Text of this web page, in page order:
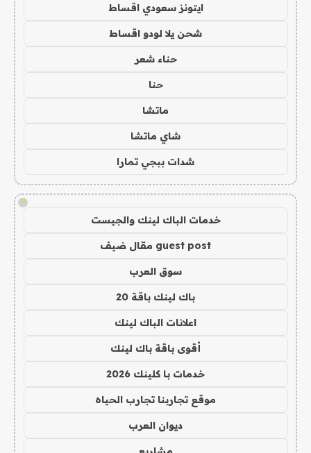
ايتونز سعودي اقساط
شحن يلا لودو اقساط
حناء شعر
حنا
ماتشا
شاي ماتشا
شدات ببجي تمارا
!
خدمات الباك لينك والجيست
guest post مقال ضيف
سوق العرب
باك لينك باقة 20
اعلانات الباك لينك
أقوى باقة باك لينك
خدمات با كلينك 2026
موقع تجاربنا تجارب الحياه
ديوان العرب